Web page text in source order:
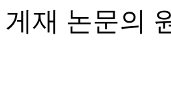
게재 논문의